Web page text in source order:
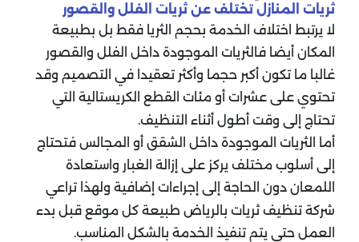
ثريات المنازل تختلف عن ثريات الفلل والقصور
لا يرتبط اختلاف الخدمة بحجم الثريا فقط بل بطبيعة
المكان أيضا فالثريات الموجودة داخل الفلل والقصور
غالبا ما تكون أكبر حجما وأكثر تعقيدا في التصميم وقد
تحتوي على عشرات أو مئات القطع الكريستالية التي
تحتاج إلى وقت أطول أثناء التنظيف.
أما الثريات الموجودة داخل الشقق أو المجالس فتحتاج
إلى أسلوب مختلف يركز على إزالة الغبار واستعادة
اللمعان دون الحاجة إلى إجراءات إضافية ولهذا تراعي
شركة تنظيف ثريات بالرياض طبيعة كل موقع قبل بدء
العمل حتى يتم تنفيذ الخدمة بالشكل المناسب.